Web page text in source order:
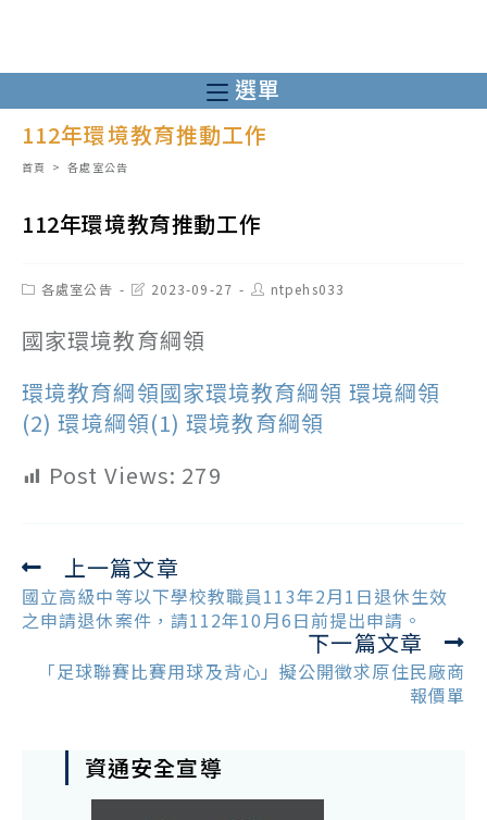
至
主
選單
112年環境教育推動工作
首頁 > 各處室公告
112年環境教育推動工作
Post各處室公告
Post2023-09-27
Post
author:
ntpehs033
國家環境教育綱領
環境教育綱領國家環境教育綱領 環境綱領
(2) 環境綱領(1) 環境教育綱領
Post Views: 279
Read
more
articles
上一篇文章
國立高級中等以下學校教職員113年2月1日退休生效
之申請退休案件，請112年10月6日前提出申請。
下一篇文章
「足球聯賽比賽用球及背心」擬公開徵求原住民廠商
報價單
資通安全宣導